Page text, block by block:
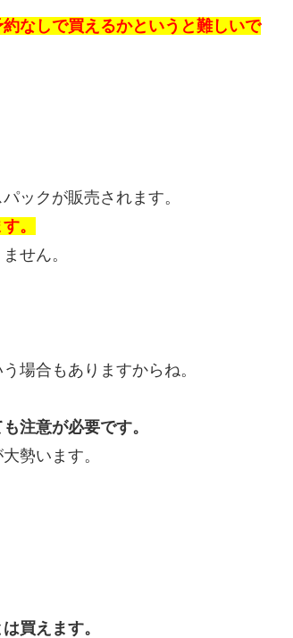
なしで買えるかというと難しいで
ックが販売されます。
。
せん。
場合もありますからね。
注意が必要です。
勢います。
買えます。